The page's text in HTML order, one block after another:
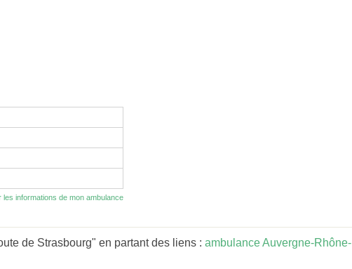
les informations de mon ambulance
de Strasbourg" en partant des liens : ambulance Auvergne-Rhône-